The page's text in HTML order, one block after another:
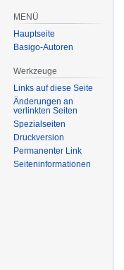
MENÜ
Hauptseite
Basigo-Autoren
Werkzeuge
Links auf diese Seite
Änderungen an
verlinkten Seiten
Spezialseiten
Druckversion
Permanenter Link
Seiten­informationen